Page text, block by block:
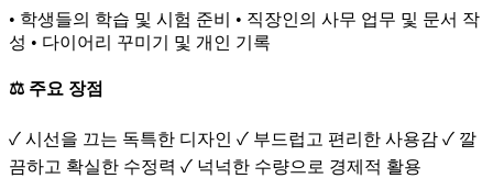
• 학생들의 학습 및 시험 준비 • 직장인의 사무 업무 및 문서 작
성 • 다이어리 꾸미기 및 개인 기록
⚖️ 주요 장점
✓ 시선을 끄는 독특한 디자인 ✓ 부드럽고 편리한 사용감 ✓ 깔
끔하고 확실한 수정력 ✓ 넉넉한 수량으로 경제적 활용